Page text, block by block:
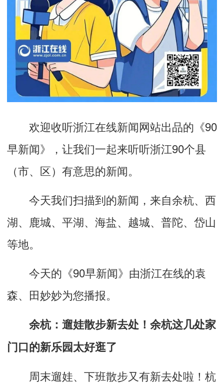
欢迎收听浙江在线新闻网站出品的《90
早新闻》，让我们一起来听听浙江90个县
（市、区）有意思的新闻。
今天我们扫描到的新闻，来自余杭、 西
湖、 鹿城、 平湖、 海盐、 越城、 普陀、 岱山
等地。
今天的《90早新闻》由浙江在线的袁
森、田妙妙为您播报。
余杭：遛娃散步新去处！余杭这几处家
门口的新乐园太好逛了
周末遛娃、下班散步又有新去处啦！杭